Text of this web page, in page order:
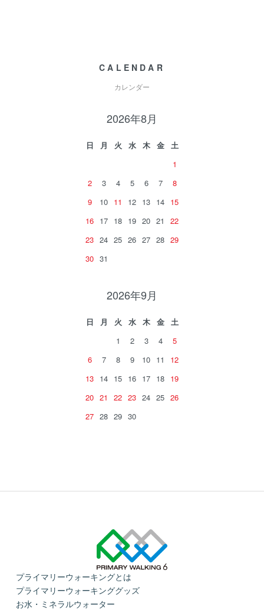
CALENDAR
カレンダー
2026年8月
日 月 火 水 木 金
土
1
2
3 4 5 6 7
8
9
10 11 12 13 14 15
16 17 18 19 20 21
22
23 24 25 26 27 28 29
30 31
2026年9月
日 月 火 水 木 金
土
1
2 3 4
5
6
7 8 9 10 11
12
13 14 15 16 17 18 19
20 21 22 23 24 25 26
27 28 29 30
プライマリーウォーキングとは
プライマリーウォーキンググッズ
お水・ミネラルウォーター